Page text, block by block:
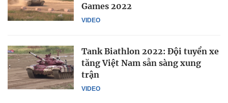
VIDEO
Games 2022
VIDEO
Tank Biathlon 2022: Đội tuyển xe
tăng Việt Nam sẵn sàng xung
trận